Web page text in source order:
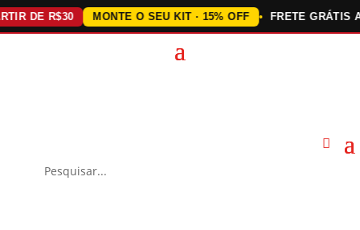
R$30 MONTE O SEU KIT · 15% OFF FRETE GRÁTIS